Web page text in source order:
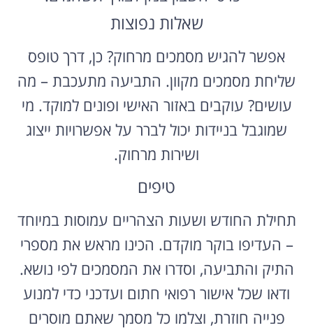
שאלות נפוצות
אפשר להגיש מסמכים מרחוק? כן, דרך טופס
שליחת מסמכים מקוון. התביעה מתעכבת – מה
עושים? עוקבים באזור האישי ופונים למוקד. מי
שמוגבל בניידות יכול לברר על אפשרויות ייצוג
ושירות מרחוק.
טיפים
תחילת החודש ושעות הצהריים עמוסות במיוחד
– העדיפו בוקר מוקדם. הכינו מראש את מספרי
התיק והתביעה, וסדרו את המסמכים לפי נושא.
ודאו שכל אישור רפואי חתום ועדכני כדי למנוע
פנייה חוזרת, וצלמו כל מסמך שאתם מוסרים